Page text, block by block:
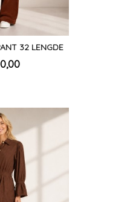
32 LENGDE
mva.